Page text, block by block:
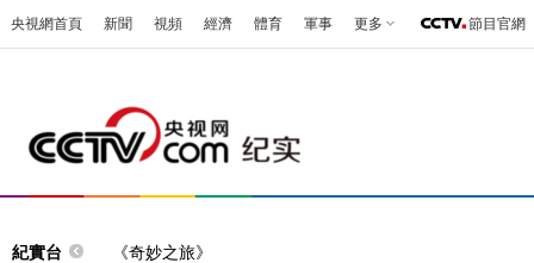
央視網首頁 新聞 視頻 經濟 體育 軍事 更多 節目官網
紀實台 《奇妙之旅》